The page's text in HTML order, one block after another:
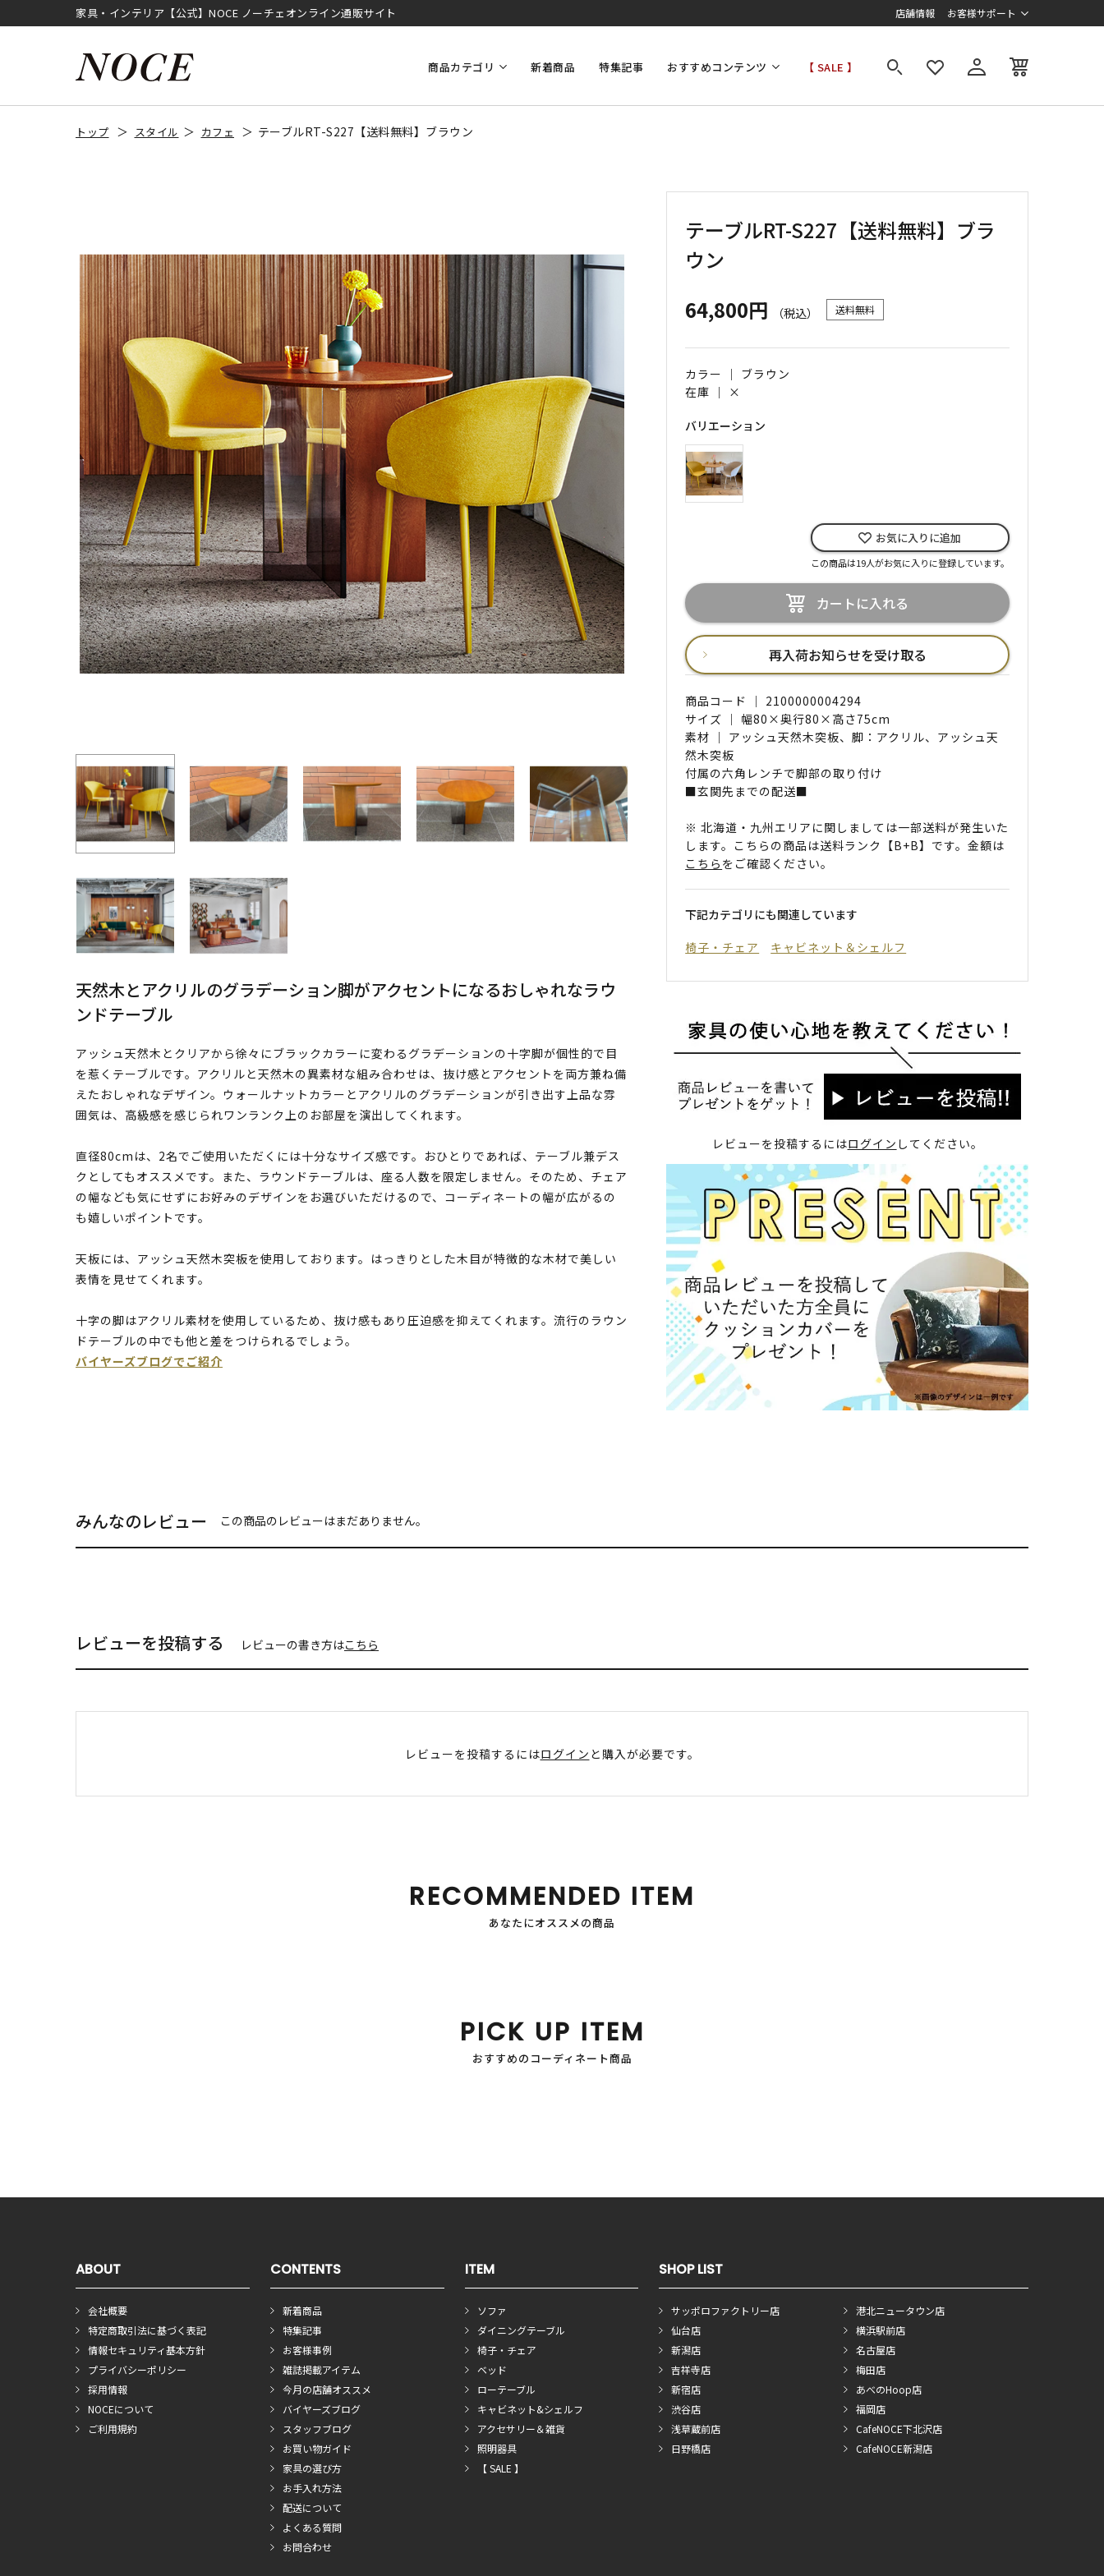
家具・インテリア【公式】NOCE ノーチェオンライン通販サイト 店舗情報 お客様サポート
商品カテゴリ 新着商品 特集記事 おすすめコンテンツ 【 SALE 】
トップ スタイル カフェ テーブルRT-S227【送料無料】ブラウン
天然木とアクリルのグラデーション脚がアクセントになるおしゃれなラウ
ンドテーブル
アッシュ天然木とクリアから徐々にブラックカラーに変わるグラデーションの十字脚が個性的で目
を惹くテーブルです。アクリルと天然木の異素材な組み合わせは、抜け感とアクセントを両方兼ね備
えたおしゃれなデザイン。ウォールナットカラーとアクリルのグラデーションが引き出す上品な雰
囲気は、高級感を感じられワンランク上のお部屋を演出してくれます。
直径80cmは、2名でご使用いただくには十分なサイズ感です。おひとりであれば、テーブル兼デス
クとしてもオススメです。また、ラウンドテーブルは、座る人数を限定しません。そのため、チェア
の幅なども気にせずにお好みのデザインをお選びいただけるので、コーディネートの幅が広がるの
も嬉しいポイントです。
天板には、アッシュ天然木突板を使用しております。はっきりとした木目が特徴的な木材で美しい
表情を見せてくれます。
十字の脚はアクリル素材を使用しているため、抜け感もあり圧迫感を抑えてくれます。流行のラウン
ドテーブルの中でも他と差をつけられるでしょう。
バイヤーズブログでご紹介
テーブルRT-S227【送料無料】ブラ
ウン
64,800円
（税込） 送料無料
カラー ｜ ブラウン
在庫 ｜ ×
バリエーション
お気に入りに追加
この商品は19人がお気に入りに登録しています。
カートに入れる
再入荷お知らせを受け取る
商品コード ｜ 2100000004294
サイズ ｜ 幅80×奥行80×高さ75cm
素材 ｜ アッシュ天然木突板、脚：アクリル、アッシュ天
然木突板
付属の六角レンチで脚部の取り付け
■玄関先までの配送■
※ 北海道・九州エリアに関しましては一部送料が発生いた
します。こちらの商品は送料ランク【B+B】です。金額は
こちら をご確認ください。
下記カテゴリにも関連しています
椅子・チェア
キャビネット＆シェルフ
レビューを投稿するにはログイン してください。
みんなのレビュー この商品のレビューはまだありません。
レビューを投稿する レビューの書き方はこちら
レビューを投稿するにはログイン と購入が必要です。
RECOMMENDED ITEM
あなたにオススメの商品
PICK UP ITEM
おすすめのコーディネート商品
ABOUT
会社概要
特定商取引法に基づく表記
情報セキュリティ基本方針
プライバシーポリシー
採用情報
NOCEについて
ご利用規約
CONTENTS
新着商品
特集記事
お客様事例
雑誌掲載アイテム
今月の店舗オススメ
バイヤーズブログ
スタッフブログ
お買い物ガイド
家具の選び方
お手入れ方法
配送について
よくある質問
お問合わせ
ITEM
ソファ
ダイニングテーブル
椅子・チェア
ベッド
ローテーブル
キャビネット&シェルフ
アクセサリー＆雑貨
照明器具
【 SALE 】
SHOP LIST
サッポロファクトリー店
仙台店
新潟店
吉祥寺店
新宿店
渋谷店
浅草蔵前店
日野橋店
港北ニュータウン店
横浜駅前店
名古屋店
梅田店
あべのHoop店
福岡店
CafeNOCE下北沢店
CafeNOCE新潟店